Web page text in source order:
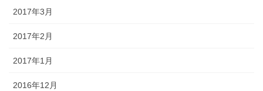
2017年3月
2017年2月
2017年1月
2016年12月